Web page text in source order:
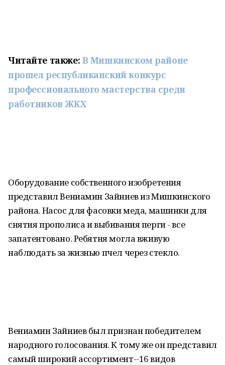
Читайте также: В Мишкинском районе
прошел республиканский конкурс
профессионального мастерства среди
работников ЖКХ
Оборудование собственного изобретения
представил Вениамин Зайниев из Мишкинского
района. Насос для фасовки меда, машинки для
снятия прополиса и выбивания перги - все
запатентовано. Ребятня могла вживую
наблюдать за жизнью пчел через стекло.
Вениамин Зайниев был признан победителем
народного голосования. К тому же он представил
самый широкий ассортимент--16 видов